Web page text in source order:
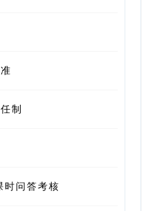
制
时问答考核